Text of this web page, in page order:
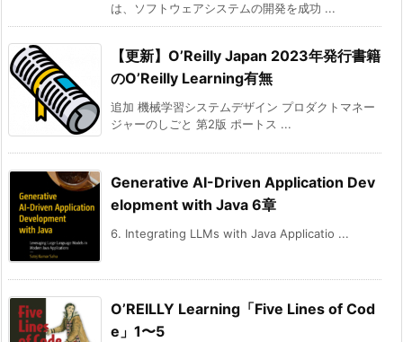
は、ソフトウェアシステムの開発を成功 ...
【更新】O’Reilly Japan 2023年発行書籍
のO’Reilly Learning有無
追加 機械学習システムデザイン プロダクトマネー
ジャーのしごと 第2版 ポートス ...
Generative AI-Driven Application Dev
elopment with Java 6章
6. Integrating LLMs with Java Applicatio ...
O’REILLY Learning「Five Lines of Cod
e」1〜5